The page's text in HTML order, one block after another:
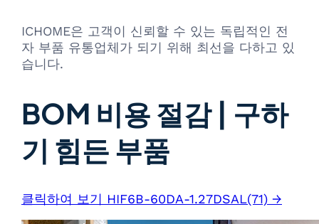
ICHOME은 고객이 신뢰할 수 있는 독립적인 전
자 부품 유통업체가 되기 위해 최선을 다하고 있
습니다.
BOM 비용 절감 | 구하
기 힘든 부품
클릭하여 보기 HIF6B-60DA-1.27DSAL(71) →